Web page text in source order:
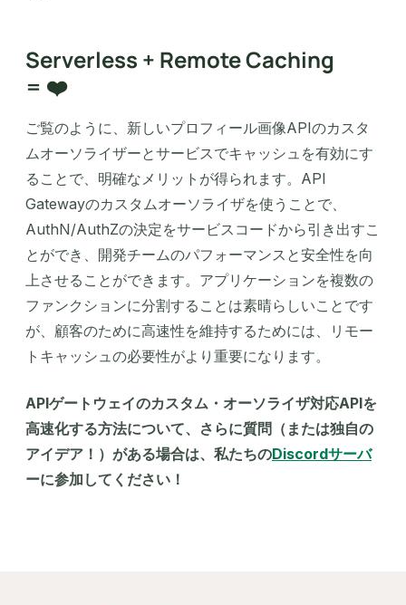
Serverless + Remote Caching
= ❤️
ご覧のように、新しいプロフィール画像APIのカスタ
ムオーソライザーとサービスでキャッシュを有効にす
ることで、明確なメリットが得られます。API
Gatewayのカスタムオーソライザを使うことで、
AuthN/AuthZの決定をサービスコードから引き出すこ
とができ、開発チームのパフォーマンスと安全性を向
上させることができます。アプリケーションを複数の
ファンクションに分割することは素晴らしいことです
が、顧客のために高速性を維持するためには、リモー
トキャッシュの必要性がより重要になります。
APIゲートウェイのカスタム・オーソライザ対応APIを
高速化する方法について、さらに質問（または独自の
アイデア！）がある場合は、私たちのDiscordサーバ
ーに参加してください！